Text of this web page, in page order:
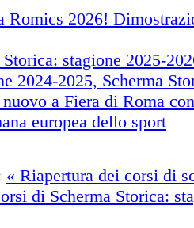
Romics 2026!
stagione 2025-
2024-2025, Scherma
a Fiera di Roma
europea dello sport
« Riapertura dei corsi di
di Scherma Storica: